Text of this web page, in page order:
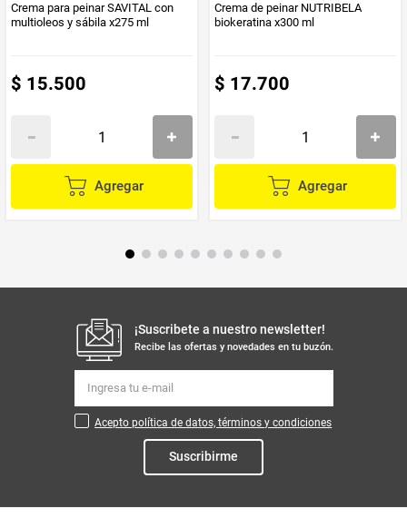
Crema para peinar SAVITAL con
multioleos y sábila x275 ml
$ 15.500
Agregar
Crema de peinar NUTRIBELA
biokeratina x300 ml
$ 17.700
Agregar
¡Suscribete a nuestro newsletter!
Recibe las ofertas y novedades en tu buzón.
Acepto política de datos, términos y condiciones
Suscribirme